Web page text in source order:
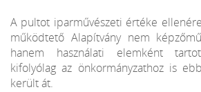
A pultot iparművészeti értéke
működtető Alapítvány nem
hanem használati elemként
kifolyólag az önkormányzathoz is
került át.